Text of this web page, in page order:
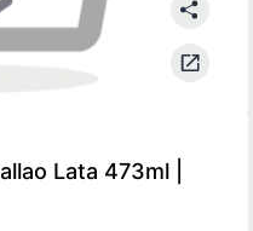
Lata 473ml |